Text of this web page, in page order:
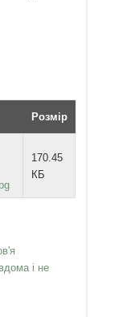
Розмір
170.45
КБ
і не